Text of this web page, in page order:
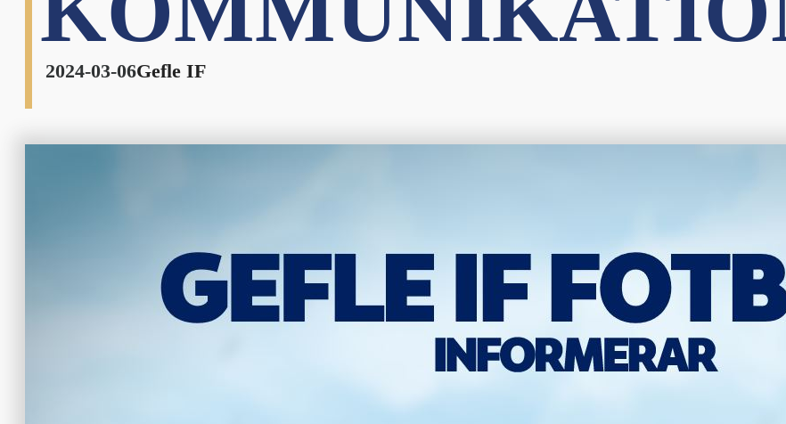
2024-03-06Gefle IF